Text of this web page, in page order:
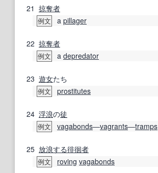
21 掠奪者
例文 a pillager
22 掠奪者
例文 a depredator
23 遊女たち
例文 prostitutes
24 浮浪の徒
例文 vagabonds―vagrants―tramps
25 放浪する徘徊者
例文 roving vagabonds